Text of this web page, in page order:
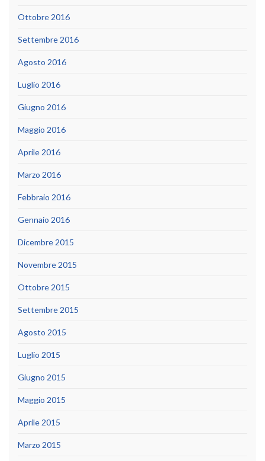
Ottobre 2016
Settembre 2016
Agosto 2016
Luglio 2016
Giugno 2016
Maggio 2016
Aprile 2016
Marzo 2016
Febbraio 2016
Gennaio 2016
Dicembre 2015
Novembre 2015
Ottobre 2015
Settembre 2015
Agosto 2015
Luglio 2015
Giugno 2015
Maggio 2015
Aprile 2015
Marzo 2015